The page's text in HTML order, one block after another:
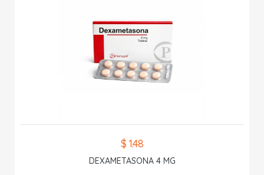
$ 1.48
DEXAMETASONA 4 MG